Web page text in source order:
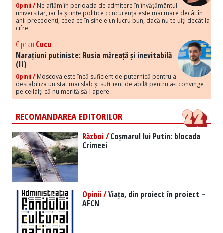
Opinii / Ne aflăm în perioada de admitere în învățământul
universitar, iar la științe politice concurența este mai mare decât în
anii precedenți, ceea ce în sine e un lucru bun, dacă nu te uiți decât la
cifre.
Ciprian Cucu
Narațiuni putiniste: Rusia măreață și inevitabilă
(II)
Opinii / Moscova este încă suficient de puternică pentru a
destabiliza un stat mai slab și suficient de abilă pentru a-i convinge
pe ceilalți că nu merită să-l apere.
RECOMANDAREA EDITORILOR
Război /Coșmarul lui Putin: blocada
Crimeei
Opinii /Viața, din proiect în proiect –
AFCN